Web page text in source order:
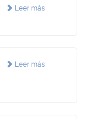
Leer más
Leer más